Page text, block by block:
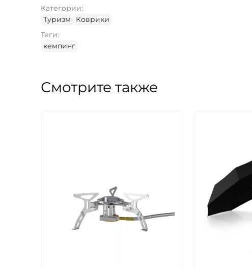
Категории:
Туризм
Коврики
Теги:
кемпинг
Смотрите также